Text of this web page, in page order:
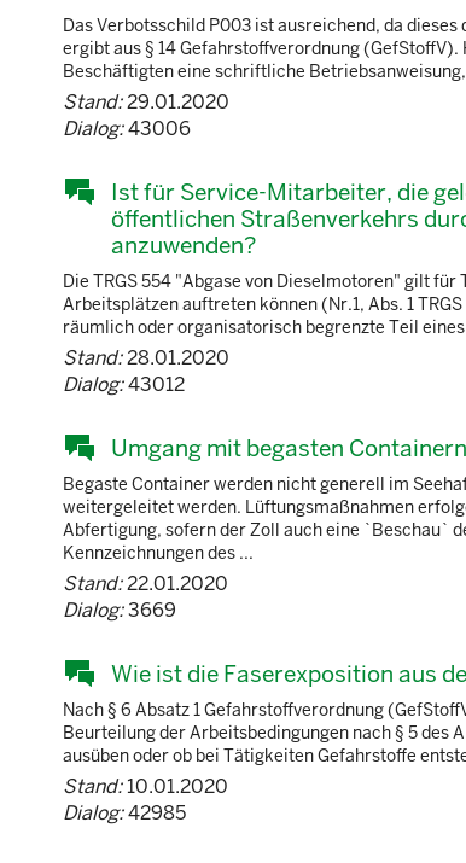
Das Verbotsschild P003 ist ausreichend, da
ergibt aus § 14 Gefahrstoffverordnung
Beschäftigten eine schriftliche
Stand:29.01.2020
Dialog:43006
Ist für Service-Mitarbeiter, die
öffentlichen Straßenverkehrs
anzuwenden?
Die TRGS 554 "Abgase von Dieselmotoren" gilt
Arbeitsplätzen auftreten können (Nr.1, Abs. 1
räumlich oder organisatorisch begrenzte Teil
Stand:28.01.2020
Dialog:43012
Umgang mit begasten Containern
Begaste Container werden nicht generell im
weitergeleitet werden. Lüftungsmaßnahmen
Abfertigung, sofern der Zoll auch eine `Beschau`
Kennzeichnungen des ...
Stand:22.01.2020
Dialog:3669
Wie ist die Faserexposition aus
Nach § 6 Absatz 1 Gefahrstoffverordnung
Beurteilung der Arbeitsbedingungen nach § 5
ausüben oder ob bei Tätigkeiten Gefahrstoffe
Stand:10.01.2020
Dialog:42985